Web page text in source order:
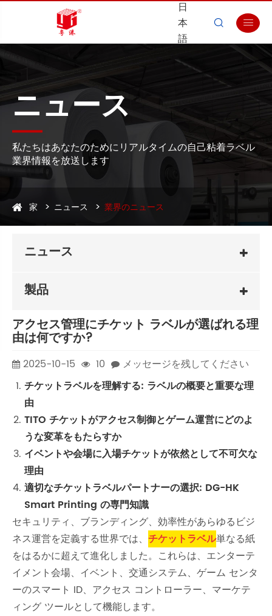
日
本
語
 
ニュース
私たちはあなたのためにリアルタイムの自己粘着ラベル
業界情報を放送します
家 ニュース 業界のニュース
ニュース
製品
アクセス管理にチケット ラベルが選ばれる理
由は何ですか?
2025-10-15 10
メッセージを残してください
チケットラベルを理解する: ラベルの概要と重要な理
由
TITO チケットがアクセス制御とゲーム運営にどのよ
うな変革をもたらすか
イベントや会場に入場チケットが依然として不可欠な
理由
適切なチケットラベルパートナーの選択: DG-HK
Smart Printing の専門知識
セキュリティ、ブランディング、効率性があらゆるビジ
ネス運営を定義する世界では、 チケットラベル単なる紙
をはるかに超えて進化しました。これらは、エンターテ
イメント会場、イベント、交通システム、ゲーム センタ
ーのスマート ID、アクセス コントローラー、マーケテ
ィング ツールとして機能します。